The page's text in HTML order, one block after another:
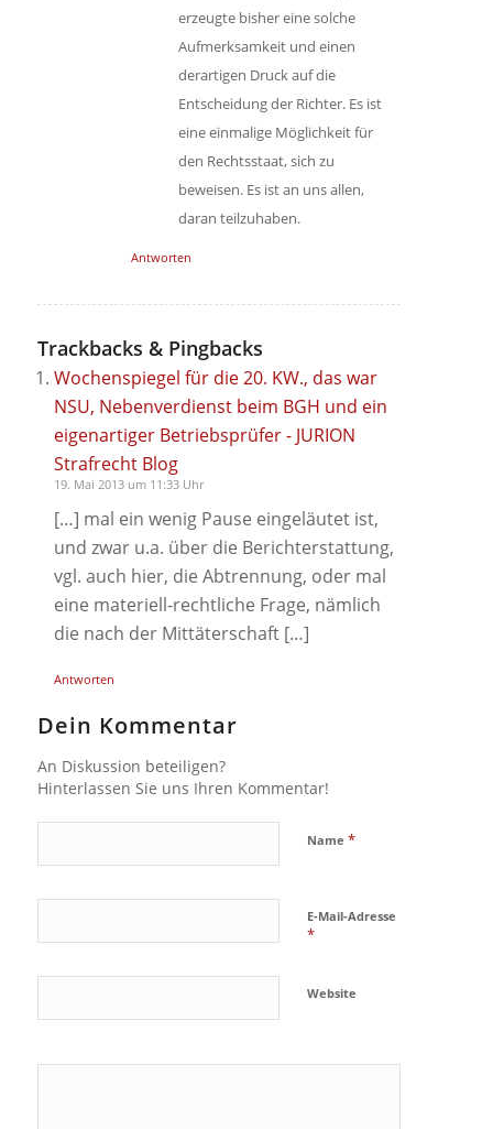
erzeugte bisher eine solche
Aufmerksamkeit und einen
derartigen Druck auf die
Entscheidung der Richter. Es ist
eine einmalige Möglichkeit für
den Rechtsstaat, sich zu
beweisen. Es ist an uns allen,
daran teilzuhaben.
Antworten
Trackbacks & Pingbacks
Wochenspiegel für die 20. KW., das war
NSU, Nebenverdienst beim BGH und ein
eigenartiger Betriebsprüfer - JURION
Strafrecht Blog
19. Mai 2013 um 11:33 Uhr
[…] mal ein wenig Pause eingeläutet ist,
und zwar u.a. über die Berichterstattung,
vgl. auch hier, die Abtrennung, oder mal
eine materiell-rechtliche Frage, nämlich
die nach der Mittäterschaft […]
Antworten
Dein Kommentar
An Diskussion beteiligen?
Hinterlassen Sie uns Ihren Kommentar!
Name *
E-Mail-Adresse
*
Website